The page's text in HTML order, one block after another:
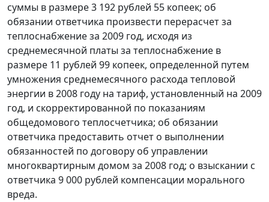
суммы в размере 3 192 рублей 55 копеек; об
обязании ответчика произвести перерасчет за
теплоснабжение за 2009 год, исходя из
среднемесячной платы за теплоснабжение в
размере 11 рублей 99 копеек, определенной путем
умножения среднемесячного расхода тепловой
энергии в 2008 году на тариф, установленный на 2009
год, и скорректированной по показаниям
общедомового теплосчетчика; об обязании
ответчика предоставить отчет о выполнении
обязанностей по договору об управлении
многоквартирным домом за 2008 год; о взыскании с
ответчика 9 000 рублей компенсации морального
вреда.